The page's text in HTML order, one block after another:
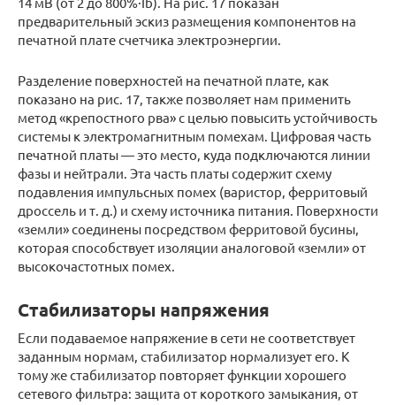
предварительный эскиз размещения компонентов на
печатной плате счетчика электроэнергии.
Разделение поверхностей на печатной плате, как
показано на рис. 17, также позволяет нам применить
метод «крепостного рва» с целью повысить устойчивость
системы к электромагнитным помехам. Цифровая часть
печатной платы — это место, куда подключаются линии
фазы и нейтрали. Эта часть платы содержит схему
подавления импульсных помех (варистор, ферритовый
дроссель и т. д.) и схему источника питания. Поверхности
«земли» соединены посредством ферритовой бусины,
которая способствует изоляции аналоговой «земли» от
высокочастотных помех.
Стабилизаторы напряжения
Если подаваемое напряжение в сети не соответствует
заданным нормам, стабилизатор нормализует его. К
тому же стабилизатор повторяет функции хорошего
сетевого фильтра: защита от короткого замыкания, от